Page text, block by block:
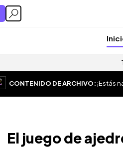
CONTENIDO DE ARCHIVO:¡Estás
El juego de